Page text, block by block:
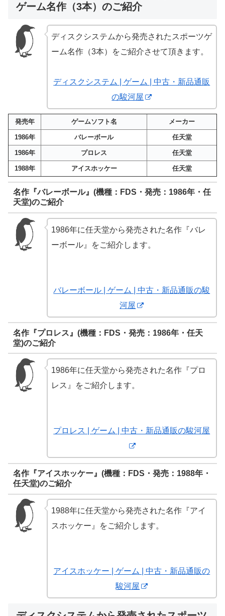
ゲーム名作（3本）のご紹介
ディスクシステムから発売されたスポーツゲ
ーム名作（3本）をご紹介させて頂きます。
ディスクシステム | ゲーム | 中古・新品通販
の駿河屋
発売年 ゲームソフト名 メーカー
1986年 バレーボール 任天堂
1986年 プロレス 任天堂
1988年 アイスホッケー 任天堂
名作『バレーボール』(機種：FDS・発売：1986年・任
天堂)のご紹介
1986年に任天堂から発売された名作『バレ
ーボール』をご紹介します。
バレーボール | ゲーム | 中古・新品通販の駿
河屋
名作『プロレス』(機種：FDS・発売：1986年・任天
堂)のご紹介
1986年に任天堂から発売された名作『プロ
レス』をご紹介します。
プロレス | ゲーム | 中古・新品通販の駿河屋
名作『アイスホッケー』(機種：FDS・発売：1988年・
任天堂)のご紹介
1988年に任天堂から発売された名作『アイ
スホッケー』をご紹介します。
アイスホッケー | ゲーム | 中古・新品通販の
駿河屋